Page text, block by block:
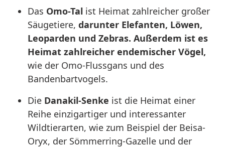
Das Omo-Tal ist Heimat zahlreicher großer
Säugetiere, darunter Elefanten, Löwen,
Leoparden und Zebras. Außerdem ist es
Heimat zahlreicher endemischer Vögel,
wie der Omo-Flussgans und des
Bandenbartvogels.
Die Danakil-Senke ist die Heimat einer
Reihe einzigartiger und interessanter
Wildtierarten, wie zum Beispiel der Beisa-
Oryx, der Sömmerring-Gazelle und der